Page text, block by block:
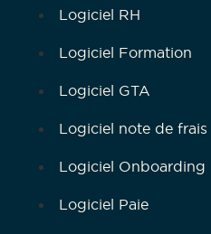
Logiciel RH
Logiciel Formation
Logiciel GTA
Logiciel note de frais
Logiciel Onboarding
Logiciel Paie